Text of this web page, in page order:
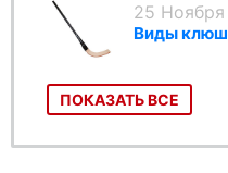
25
Виды
ПОКАЗАТЬ ВСЕ